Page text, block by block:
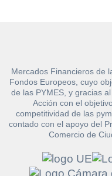
Mercados Financieros de
Fondos Europeos, cuyo
de las PYMES, y gracias
Acción con el
competitividad de las
contado con el apoyo del
Comercio de